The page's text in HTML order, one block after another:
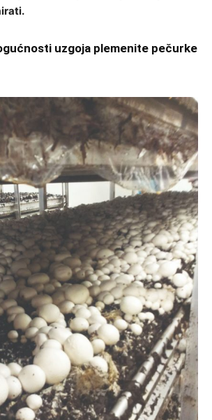
uzgoja plemenite pečurke